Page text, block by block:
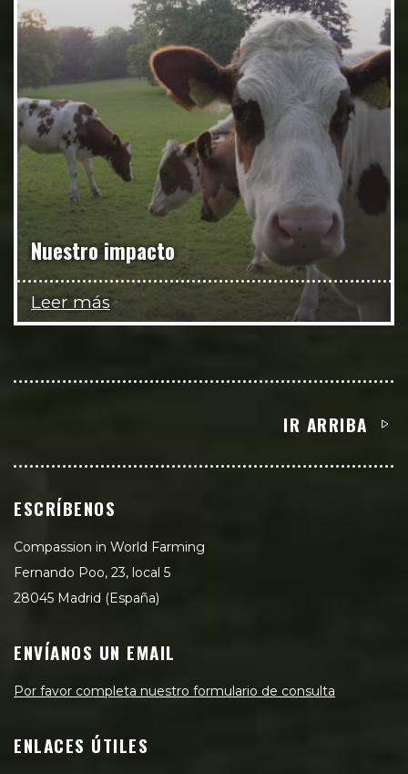
Nuestro impacto
Leer más
IR ARRIBA
ESCRÍBENOS
Compassion in World Farming
Fernando Poo, 23, local 5
28045 Madrid (España)
ENVÍANOS UN EMAIL
Por favor completa nuestro formulario de consulta
ENLACES ÚTILES